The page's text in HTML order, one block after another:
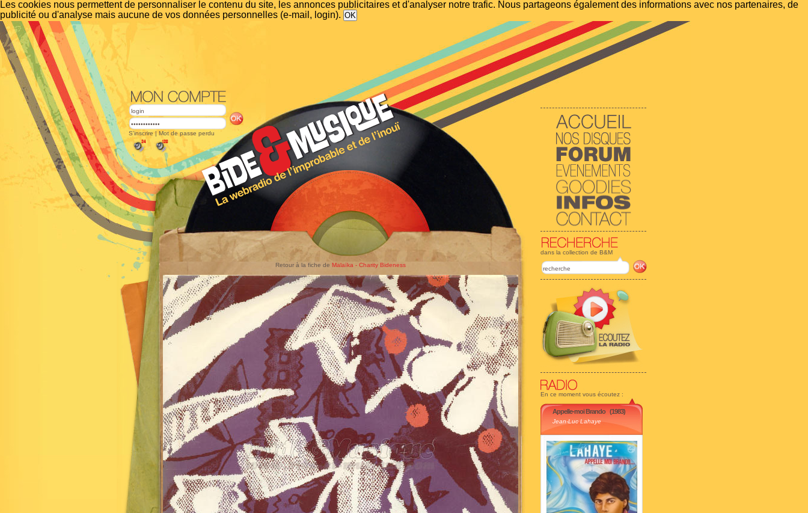
Les cookies nous permettent de personnaliser le contenu du site, les annonces publicitaires et d'analyser notre trafic. Nous partageons également des informations avec nos partenaires, de
publicité ou d'analyse mais aucune de vos données personnelles (e-mail, login).
dans la collection de B&M
En ce moment vous écoutez :
Appelle-moi Brando (1983)
Jean-Luc Lahaye
S'inscrire | Mot de passe perdu
Retour à la fiche de Malaïka - Charity Bideness